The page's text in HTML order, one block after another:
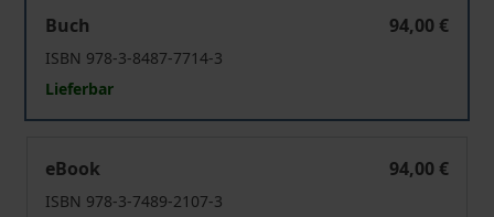
Buch
94,00 €
ISBN 978-3-8487-7714-3
Lieferbar
eBook
94,00 €
ISBN 978-3-7489-2107-3